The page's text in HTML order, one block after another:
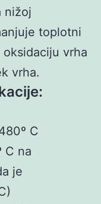
nižoj
toplotni
vrha
vrha.
C
C na
je